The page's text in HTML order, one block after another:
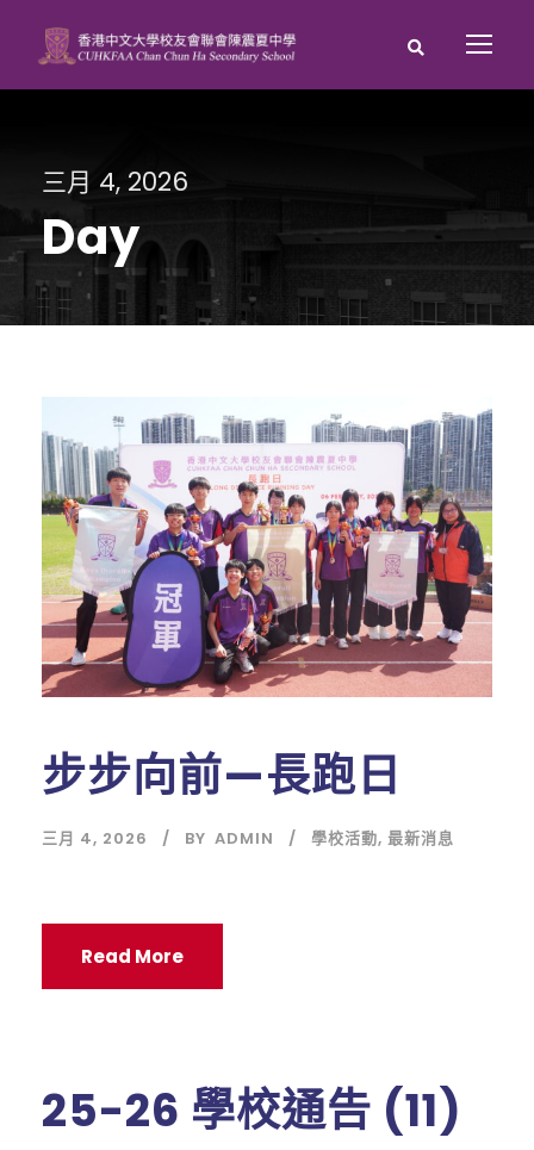
三月 4, 2026
Day
步步向前—長跑日
三月 4, 2026 BY ADMIN 學校活動, 最新消息
Read More
25-26 學校通告 (11)